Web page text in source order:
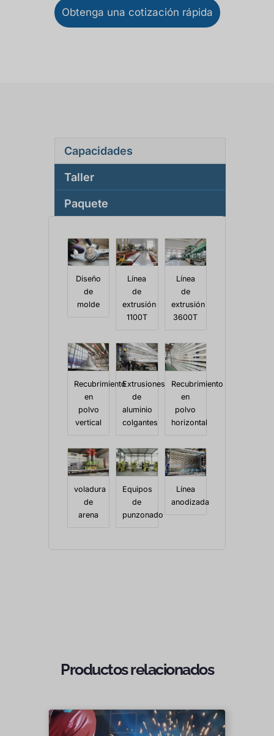
Obtenga una cotización rápida
Capacidades
Taller
Paquete
Diseño
de
molde
Línea
de
extrusión
1100T
Línea
de
extrusión
3600T
Recubrimiento
en
polvo
vertical
Extrusiones
de
aluminio
colgantes
Recubrimiento
en
polvo
horizontal
voladura
de
arena
Equipos
de
punzonado
Línea
anodizada
Productos relacionados